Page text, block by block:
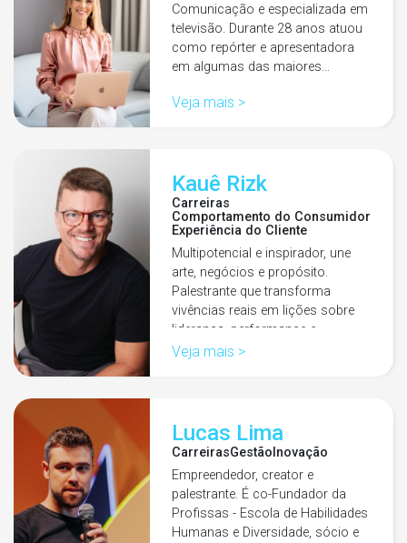
Comunicação e especializada em
televisão. Durante 28 anos atuou
como repórter e apresentadora
em algumas das maiores…
Veja mais >
Kauê Rizk
Carreiras
Comportamento do Consumidor
Experiência do Cliente
Multipotencial e inspirador, une
arte, negócios e propósito.
Palestrante que transforma
vivências reais em lições sobre
liderança, performance e
encantamento.
Veja mais >
Lucas Lima
CarreirasGestão Inovação
Empreendedor, creator e
palestrante. É co-Fundador da
Profissas - Escola de Habilidades
Humanas e Diversidade, sócio e